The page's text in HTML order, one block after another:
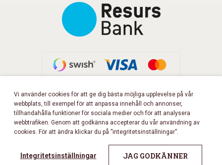
FÖLJ OSS PÅ FACEBOOK!
Vi använder cookies för att ge dig bästa möjliga upplevelse på vår
webbplats, till exempel för att anpassa innehåll och annonser,
tillhandahålla funktioner för sociala medier och för att analysera
webbtrafiken. Genom att godkänna accepterar du vår användning av
cookies. För att ändra klickar du på ”integritetsinställningar”.
Integritetsinställningar JAG GODKÄNNER